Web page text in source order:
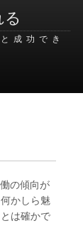
成功でき
の傾向が
かしら魅
は確かで